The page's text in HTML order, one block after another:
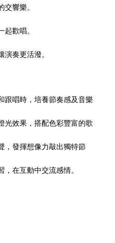
交響樂。
起歡唱。
演奏更活潑。
跟唱時，培養節奏感及音樂
光效果，搭配色彩豐富的歌
，發揮想像力敲出獨特節
在互動中交流感情。